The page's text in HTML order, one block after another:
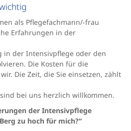
als Pflegefachmann/-frau
Erfahrungen in der
in der Intensivpflege oder den
Die Kosten für die
Die Zeit, die Sie einsetzen, zählt
bei uns herzlich willkommen.
der Intensivpflege
zu hoch für mich?“